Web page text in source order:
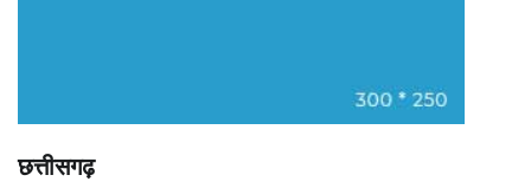
छत्तीसगढ़